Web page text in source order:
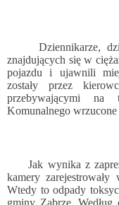
Dziennikarze,
znajdujących się w
pojazdu i ujawnili
zostały przez
przebywającymi na
Komunalnego
Jak wynika z
kamery
Wtedy to odpady
gminy Zabrze.